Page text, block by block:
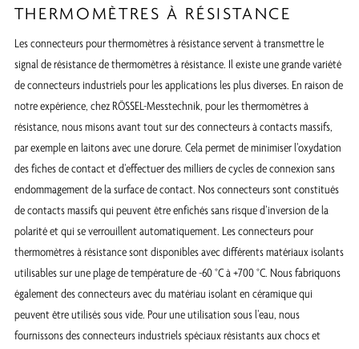
THERMOMÈTRES À RÉSISTANCE
Les connecteurs pour thermomètres à résistance servent à transmettre le
signal de résistance de thermomètres à résistance. Il existe une grande variété
de connecteurs industriels pour les applications les plus diverses. En raison de
notre expérience, chez RÖSSEL-Messtechnik, pour les thermomètres à
résistance, nous misons avant tout sur des connecteurs à contacts massifs,
par exemple en laitons avec une dorure. Cela permet de minimiser l’oxydation
des fiches de contact et d’effectuer des milliers de cycles de connexion sans
endommagement de la surface de contact. Nos connecteurs sont constitués
de contacts massifs qui peuvent être enfichés sans risque d’inversion de la
polarité et qui se verrouillent automatiquement. Les connecteurs pour
thermomètres à résistance sont disponibles avec différents matériaux isolants
utilisables sur une plage de température de -60 °C à +700 °C. Nous fabriquons
également des connecteurs avec du matériau isolant en céramique qui
peuvent être utilisés sous vide. Pour une utilisation sous l’eau, nous
fournissons des connecteurs industriels spéciaux résistants aux chocs et